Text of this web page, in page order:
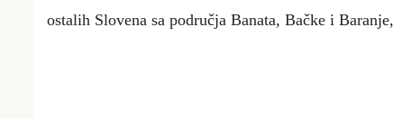
ostalih Slovena sa područja Banata, Bačke i